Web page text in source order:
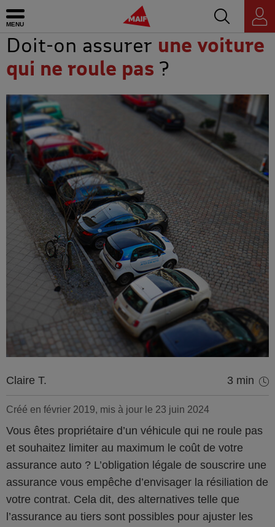
Ouvrir le menu MAIF - Allez à l'accueil de maif.fr
Accédez au
Espace
personnel
Doit-on assurer une voiture
qui ne roule pas ?
Claire T. 3 min
Créé en février 2019, mis à jour le 23 juin 2024
Vous êtes propriétaire d’un véhicule qui ne roule pas
et souhaitez limiter au maximum le coût de votre
assurance auto ? L’obligation légale de souscrire une
assurance vous empêche d’envisager la résiliation de
votre contrat. Cela dit, des alternatives telle que
l’assurance au tiers sont possibles pour ajuster les